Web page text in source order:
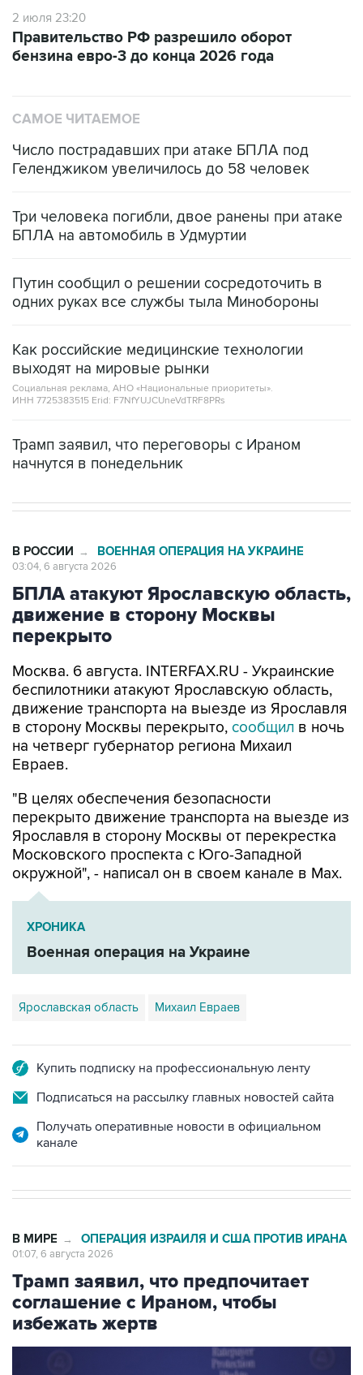
бензина евро-3 до конца 2026 года
Число пострадавших при атаке БПЛА под
Три человека погибли, двое ранены при атаке
Путин сообщил о решении сосредоточить в
Как российские медицинские технологии
Социальная реклама, АНО «Национальные приоритеты».
ИНН 7725383515 Erid: F7NfYUJCUneVdTRF8PRs
БПЛА атакуют Ярославскую область,
движение в сторону Москвы
перекрыто
Москва. 6 августа. INTERFAX.RU - Украинские
движение транспорта на выезде из Ярославля
в сторону Москвы перекрыто,сообщилв ночь
на четверг губернатор региона Михаил
Евраев.
"В целях обеспечения безопасности
Ярославля в сторону Москвы от перекрестка
Московского проспекта с Юго-Западной
окружной", - написал он в своем канале в Мах.
ХРОНИКА
Военная операция на Украине
Ярославская область Михаил Евраев
Подписаться на рассылку главных новостей сайта
Получать оперативные новости в официальном
канале
Трамп заявил, что предпочитает
соглашение с Ираном, чтобы
избежать жертв